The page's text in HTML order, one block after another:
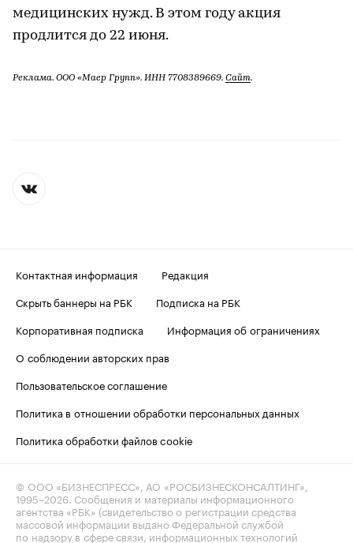
медицинских нужд. В этом году акция
продлится до 22 июня.
Реклама. ООО «Маер Групп». ИНН 7708389669. Сайт.
Контактная информация
Редакция
Скрыть баннеры на РБК
Подписка на РБК
Корпоративная подписка
Информация об ограничениях
О соблюдении авторских прав
Пользовательское соглашение
Политика в отношении обработки персональных данных
Политика обработки файлов cookie
© ООО «БИЗНЕСПРЕСС», АО «РОСБИЗНЕСКОНСАЛТИНГ»,
1995–2026 . Сообщения и материалы информационного
агентства «РБК» (свидетельство о регистрации средства
массовой информации выдано Федеральной службой
по надзору в сфере связи, информационных технологий